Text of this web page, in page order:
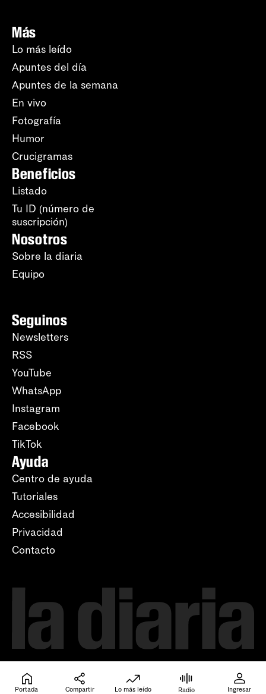
Más
Lo más leído
Apuntes del día
Apuntes de la semana
En vivo
Fotografía
Humor
Crucigramas
Beneficios
Listado
Tu ID (número de
suscripción)
Nosotros
Sobre la diaria
Equipo
Seguinos
Newsletters
RSS
YouTube
WhatsApp
Instagram
Facebook
TikTok
Ayuda
Centro de ayuda
Tutoriales
Accesibilidad
Privacidad
Contacto
Portada Compartir Lo más leído Radio Ingresar